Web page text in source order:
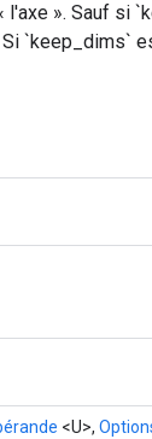
». Sauf si
`keep_dims`
<U>,